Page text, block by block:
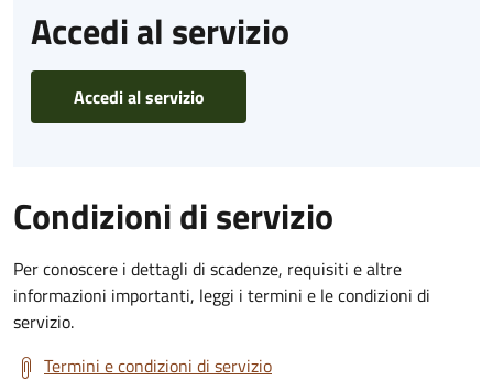
Accedi al servizio
Accedi al servizio
Condizioni di servizio
Per conoscere i dettagli di scadenze, requisiti e altre
informazioni importanti, leggi i termini e le condizioni di
servizio.
Termini e condizioni di servizio